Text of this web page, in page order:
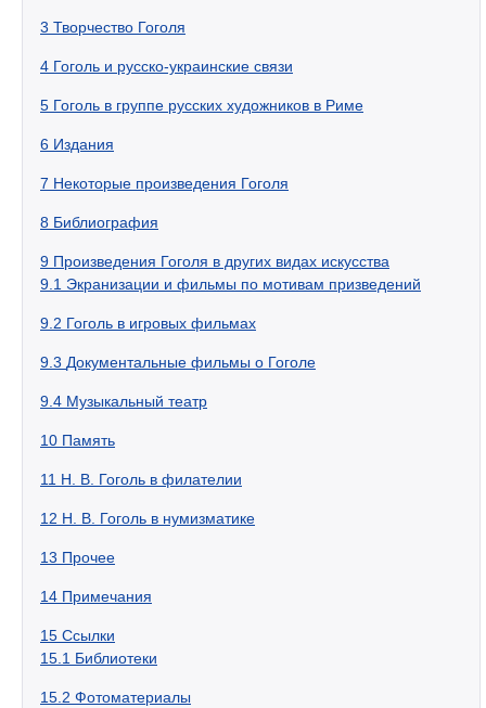
3 Творчество Гоголя
4 Гоголь и русско-украинские связи
5 Гоголь в группе русских художников в Риме
6 Издания
7 Некоторые произведения Гоголя
8 Библиография
9 Произведения Гоголя в других видах искусства
9.1 Экранизации и фильмы по мотивам призведений
9.2 Гоголь в игровых фильмах
9.3 Документальные фильмы о Гоголе
9.4 Музыкальный театр
10 Память
11 Н. В. Гоголь в филателии
12 Н. В. Гоголь в нумизматике
13 Прочее
14 Примечания
15 Ссылки
15.1 Библиотеки
15.2 Фотоматериалы